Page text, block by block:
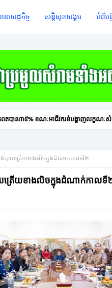
នសេដ្ឋកិច្ច សន្តិសុខសង្គម អំពីមន្
ពតបាន៣៥% ខណៈអាជីវករខំបង្ហាញលក្ខណៈសំ
កំពង់បាយត្រើយខាងលិចក្នុងដំណាក់កាលទី២
បាយត្រើយខាងលិចក្នុងដំណាក់កាលទី